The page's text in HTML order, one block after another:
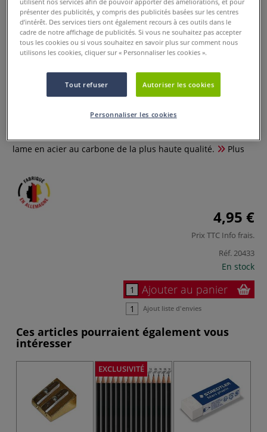
Taille crayon 300 laiton simple
0 Commentaires
lame en acier au carbone de la plus haute qualité.
Plus
4,95 €
Prix TTC Info frais.
Réf.20433
En stock
Ajouter au panier
Ajout liste d'envies
Ces articles pourraient également vous
intéresser
EXCLUSIVITÉ
présenter des publicités, y compris des publicités basées sur les centres
d’intérêt. Des services tiers ont également recours à ces outils dans le
cadre de notre affichage de publicités. Si vous ne souhaitez pas accepter
tous les cookies ou si vous souhaitez en savoir plus sur comment nous
utilisons les cookies, cliquer sur « Personnaliser les cookies ».
Tout refuser Autoriser les cookies
Personnaliser les cookies